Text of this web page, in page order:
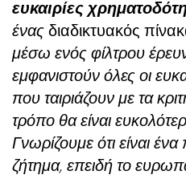
ευκαιρίες
έναςδιαδικτυακός
μέσω ενός φίλτρου
εμφανιστούν όλες οι
που ταιριάζουν με τα
τρόπο θα είναι
Γνωρίζουμε ότι είναι
ζήτημα, επειδή το